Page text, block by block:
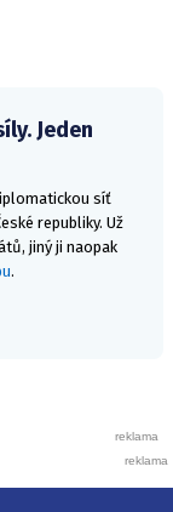
Jeden
síť
republiky. Už
jiný ji naopak
.